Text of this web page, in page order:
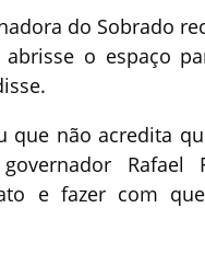
do Sobrado
o espaço
que não acredita
Rafael
e fazer com